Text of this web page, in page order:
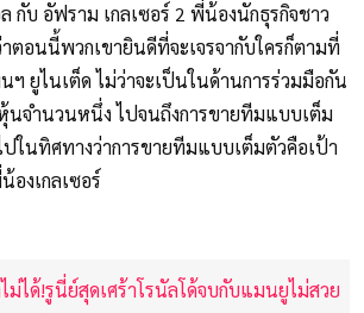
กับ อัฟราม เกลเซอร์ 2 พี่น้องนักธุรกิจชาว
าตอนนี้พวกเขายินดีที่จะเจรจากับใครก็ตามที่
ฯ ยูไนเต็ด ไม่ว่าจะเป็นในด้านการร่วมมือกัน
นจำนวนหนึ่ง ไปจนถึงการขายทีมแบบเต็ม
ปในทิศทางว่าการขายทีมแบบเต็มตัวคือเป้า
งเกลเซอร์
ม่ได้!รูนี่ย์สุดเศร้าโรนัลโด้จบกับแมนยูไม่สวย